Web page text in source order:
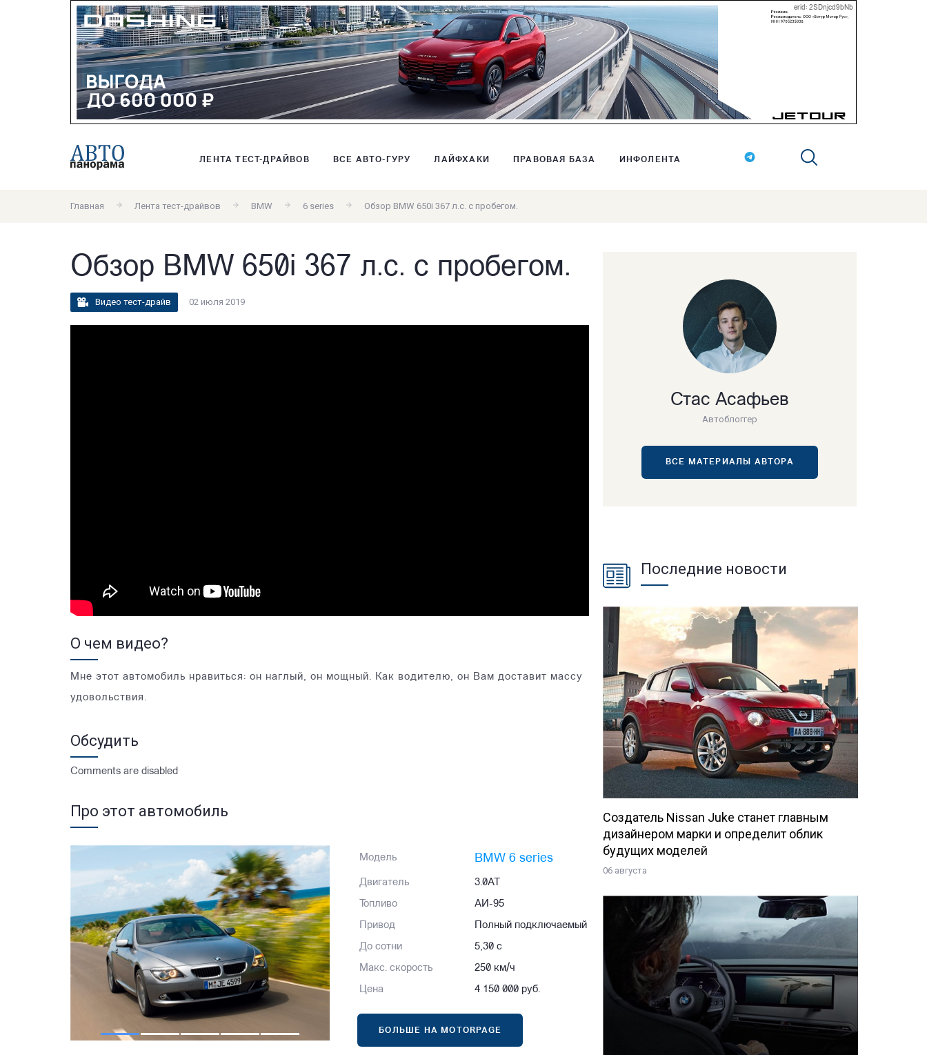
erid: 2SDnjcd9bNb
ЛЕНТА ТЕСТ-ДРАЙВОВ ВСЕ АВТО-ГУРУ ЛАЙФХАКИ ПРАВОВАЯ БАЗА ИНФОЛЕНТА
Главная Лента тест-драйвов BMW 6 series Обзор BMW 650i 367 л.с. с пробегом.
Обзор BMW 650i 367 л.с. с пробегом.
Видео тест-драйв 02 июля 2019
О чем видео?
Мне этот автомобиль нравиться: он наглый, он мощный. Как водителю, он Вам доставит массу
удовольствия.
Обсудить
Comments are disabled
Про этот автомобиль
Модель BMW 6 series
Двигатель 3.0AT
Топливо АИ-95
Привод Полный подключаемый
До сотни 5,30 с
Макс. скорость 250 км/ч
Цена 4 150 000 руб.
БОЛЬШЕ НА MOTORPAGE
Стас Асафьев
Автоблоггер
ВСЕ МАТЕРИАЛЫ АВТОРА
Последние новости
Создатель Nissan Juke станет главным
дизайнером марки и определит облик
будущих моделей
06 августа